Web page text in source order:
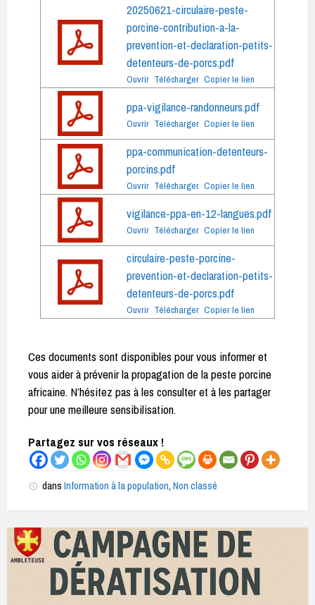
20250621-circulaire-peste-
porcine-contribution-a-la-
prevention-et-declaration-petits-
detenteurs-de-porcs.pdf
Ouvrir Télécharger Copier le lien
ppa-vigilance-randonneurs.pdf
Ouvrir Télécharger Copier le lien
ppa-communication-detenteurs-
porcins.pdf
Ouvrir Télécharger Copier le lien
vigilance-ppa-en-12-langues.pdf
Ouvrir Télécharger Copier le lien
circulaire-peste-porcine-
prevention-et-declaration-petits-
detenteurs-de-porcs.pdf
Ouvrir Télécharger Copier le lien
Ces documents sont disponibles pour vous informer et
vous aider à prévenir la propagation de la peste porcine
africaine. N’hésitez pas à les consulter et à les partager
pour une meilleure sensibilisation.
Partagez sur vos réseaux !
dans Information à la population, Non classé